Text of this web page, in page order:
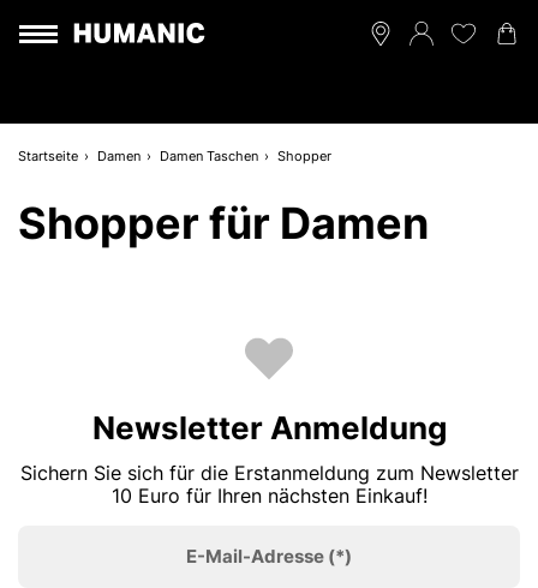
Startseite Damen Damen Taschen Shopper
Shopper für Damen
Newsletter Anmeldung
Sichern Sie sich für die Erstanmeldung zum Newsletter
10 Euro für Ihren nächsten Einkauf!
E-Mail-Adresse (*)